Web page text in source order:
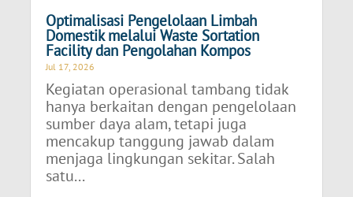
Optimalisasi Pengelolaan Limbah
Domestik melalui Waste Sortation
Facility dan Pengolahan Kompos
Jul 17, 2026
Kegiatan operasional tambang tidak
hanya berkaitan dengan pengelolaan
sumber daya alam, tetapi juga
mencakup tanggung jawab dalam
menjaga lingkungan sekitar. Salah
satu...